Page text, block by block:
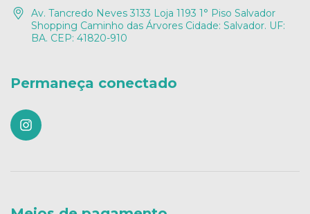
Av. Tancredo Neves 3133 Loja 1193 1° Piso Salvador
Shopping Caminho das Árvores Cidade: Salvador. UF:
BA. CEP: 41820-910
Permaneça conectado